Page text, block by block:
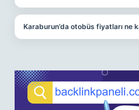
Karaburun’da otobüs fiyatları ne